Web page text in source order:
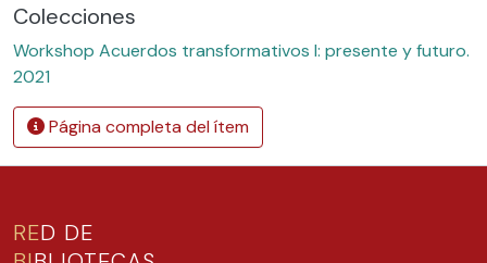
Colecciones
Workshop Acuerdos transformativos I: presente y futuro.
2021
Página completa del ítem
RED DE